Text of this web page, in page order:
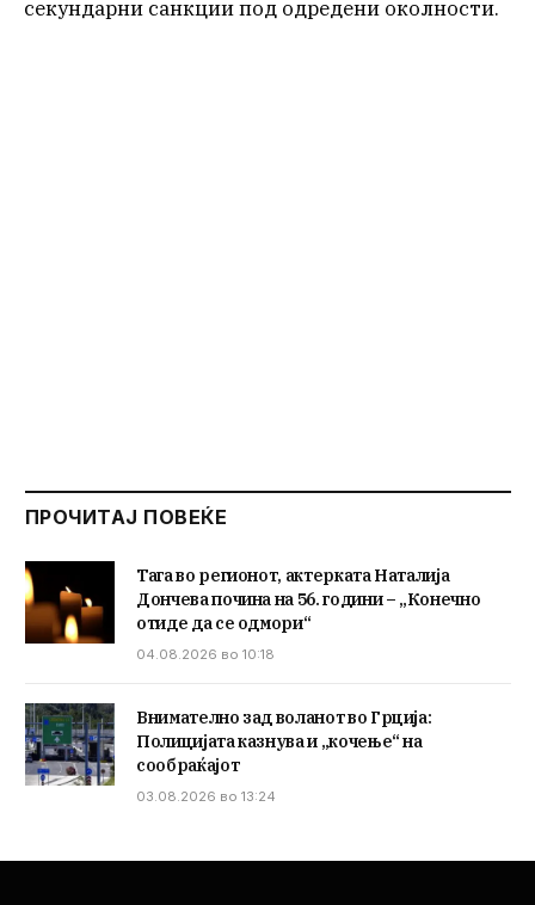
секундарни санкции под одредени околности.
ПРОЧИТАЈ ПОВЕЌЕ
Тага во регионот, актерката Наталија
Дончева почина на 56. години – „Конечно
отиде да се одмори“
04.08.2026 во 10:18
Внимателно зад воланот во Грција:
Полицијата казнува и „кочење“ на
сообраќајот
03.08.2026 во 13:24